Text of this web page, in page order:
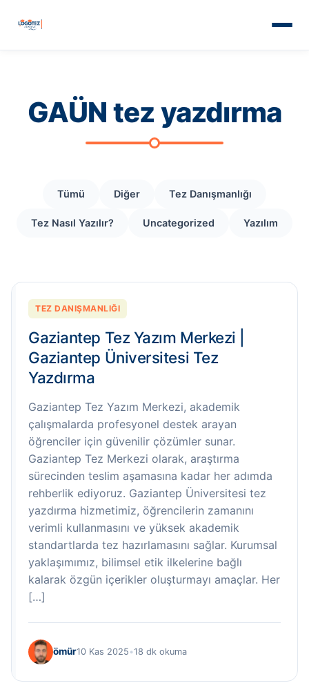
GAÜN tez yazdırma
Tümü Diğer Tez Danışmanlığı
Tez Nasıl Yazılır? Uncategorized Yazılım
TEZ DANIŞMANLIĞI
Gaziantep Tez Yazım Merkezi |
Gaziantep Üniversitesi Tez
Yazdırma
Gaziantep Tez Yazım Merkezi, akademik
çalışmalarda profesyonel destek arayan
öğrenciler için güvenilir çözümler sunar.
Gaziantep Tez Merkezi olarak, araştırma
sürecinden teslim aşamasına kadar her adımda
rehberlik ediyoruz. Gaziantep Üniversitesi tez
yazdırma hizmetimiz, öğrencilerin zamanını
verimli kullanmasını ve yüksek akademik
standartlarda tez hazırlamasını sağlar. Kurumsal
yaklaşımımız, bilimsel etik ilkelerine bağlı
kalarak özgün içerikler oluşturmayı amaçlar. Her
[…]
ömür10 Kas 2025 •18 dk okuma